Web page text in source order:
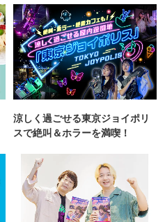
涼しく過ごせる東京ジョイポリ
スで絶叫＆ホラーを満喫！